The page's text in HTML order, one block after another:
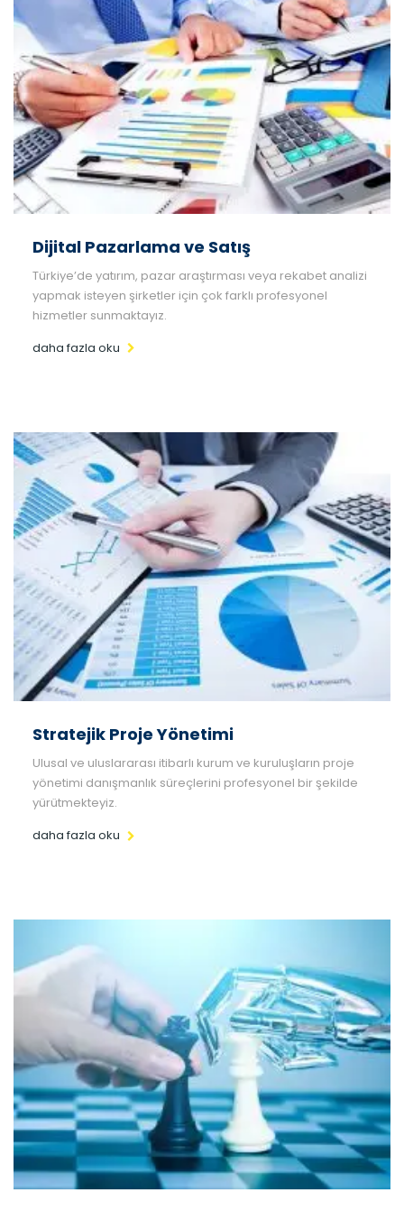
Dijital Pazarlama ve Satış
Türkiye’de yatırım, pazar araştırması veya rekabet analizi
yapmak isteyen şirketler için çok farklı profesyonel
hizmetler sunmaktayız.
daha fazla oku
Stratejik Proje Yönetimi
Ulusal ve uluslararası itibarlı kurum ve kuruluşların proje
yönetimi danışmanlık süreçlerini profesyonel bir şekilde
yürütmekteyiz.
daha fazla oku